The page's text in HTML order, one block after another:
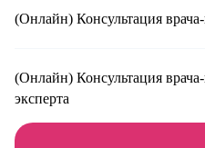
(Онлайн) Консультация врача-
(Онлайн) Консультация врача-
эксперта